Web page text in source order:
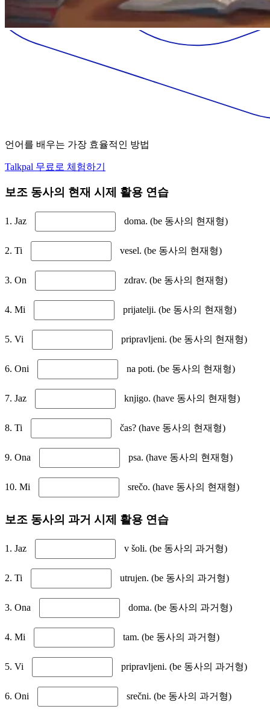
언어를 배우는 가장 효율적인 방법
Talkpal 무료로 체험하기
보조 동사의 현재 시제 활용 연습
1. Jaz doma. (be 동사의 현재형)
2. Ti vesel. (be 동사의 현재형)
3. On zdrav. (be 동사의 현재형)
4. Mi prijatelji. (be 동사의 현재형)
5. Vi pripravljeni. (be 동사의 현재형)
6. Oni na poti. (be 동사의 현재형)
7. Jaz knjigo. (have 동사의 현재형)
8. Ti čas? (have 동사의 현재형)
9. Ona psa. (have 동사의 현재형)
10. Mi srečo. (have 동사의 현재형)
보조 동사의 과거 시제 활용 연습
1. Jaz v šoli. (be 동사의 과거형)
2. Ti utrujen. (be 동사의 과거형)
3. Ona doma. (be 동사의 과거형)
4. Mi tam. (be 동사의 과거형)
5. Vi pripravljeni. (be 동사의 과거형)
6. Oni srečni. (be 동사의 과거형)